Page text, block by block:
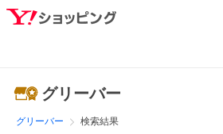
グリーバー
グリーバー 検索結果